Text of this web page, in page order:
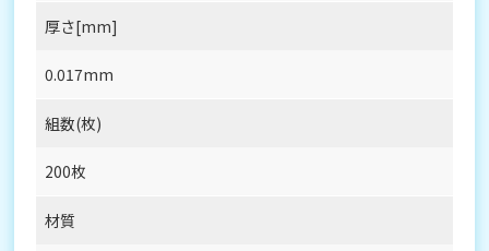
厚さ[mm]
0.017mm
組数(枚)
200枚
材質